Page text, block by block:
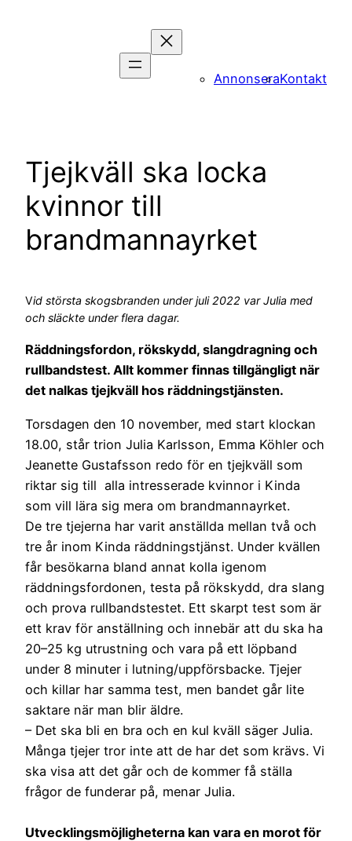
AnnonseraKontakt
Tjejkväll ska locka
kvinnor till
brandmannayrket
Vid största skogsbranden under juli 2022 var Julia med
och släckte under flera dagar.
Räddningsfordon, rökskydd, slangdragning och
rullbandstest. Allt kommer finnas tillgängligt när
det nalkas tjejkväll hos räddningstjänsten.
Torsdagen den 10 november, med start klockan
18.00, står trion Julia Karlsson, Emma Köhler och
Jeanette Gustafsson redo för en tjejkväll som
riktar sig till alla intresserade kvinnor i Kinda
som vill lära sig mera om brandmannayrket.
De tre tjejerna har varit anställda mellan två och
tre år inom Kinda räddningstjänst. Under kvällen
får besökarna bland annat kolla igenom
räddningsfordonen, testa på rökskydd, dra slang
och prova rullbandstestet. Ett skarpt test som är
ett krav för anställning och innebär att du ska ha
20–25 kg utrustning och vara på ett löpband
under 8 minuter i lutning/uppförsbacke. Tjejer
och killar har samma test, men bandet går lite
saktare när man blir äldre.
– Det ska bli en bra och en kul kväll säger Julia.
Många tjejer tror inte att de har det som krävs. Vi
ska visa att det går och de kommer få ställa
frågor de funderar på, menar Julia.
Utvecklingsmöjligheterna kan vara en morot för